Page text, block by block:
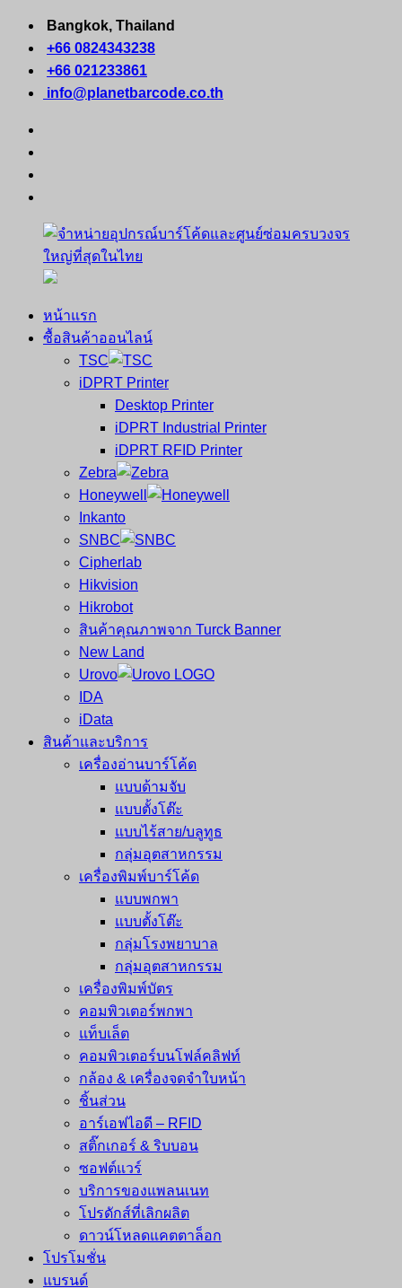
Skip
content
Bangkok, Thailand
+66 0824343238
+66 021233861
info@planetbarcode.co.th
จำหน่าย
คอมพิวเตอร์
หน้าแรก
ซื้อสินค้าออนไลน์
TSC
iDPRT Printer
Desktop Printer
iDPRT Industrial Printer
iDPRT RFID Printer
Zebra
Honeywell
Inkanto
SNBC
Cipherlab
Hikvision
Hikrobot
สินค้าคุณภาพจาก Turck Banner
New Land
Urovo
IDA
iData
สินค้าและบริการ
เครื่องอ่านบาร์โค้ด
แบบด้ามจับ
แบบตั้งโต๊ะ
แบบไร้สาย/บลูทูธ
กลุ่มอุตสาหกรรม
เครื่องพิมพ์บาร์โค้ด
แบบพกพา
แบบตั้งโต๊ะ
กลุ่มโรงพยาบาล
กลุ่มอุตสาหกรรม
เครื่องพิมพ์บัตร
คอมพิวเตอร์พกพา
แท็บเล็ต
คอมพิวเตอร์บนโฟล์คลิฟท์
กล้อง & เครื่องจดจำใบหน้า
ชิ้นส่วน
อาร์เอฟไอดี – RFID
สติ๊กเกอร์ & ริบบอน
ซอฟต์แวร์
บริการของแพลนเนท
โปรดักส์ที่เลิกผลิต
ดาวน์โหลดแคตตาล็อก
โปรโมชั่น
แบรนด์